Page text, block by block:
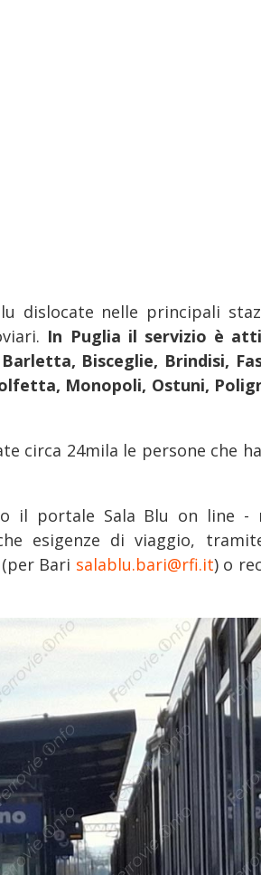
dislocate nelle principali
In Puglia il servizio è
Bisceglie, Brindisi,
Monopoli, Ostuni,
circa 24mila le persone che
il portale Sala Blu on line
esigenze di viaggio,
Bari salablu.bari@rfi.it) o